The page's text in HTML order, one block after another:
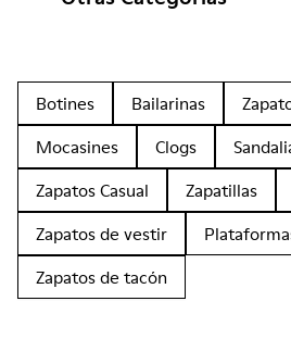
Botines Bailarinas
Mocasines
Clogs
Zapatos Casual
Zapatillas
Zapatos de vestir
Zapatos de tacón